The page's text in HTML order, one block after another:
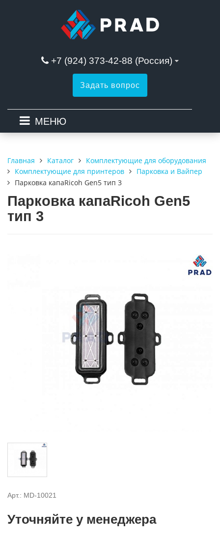
+7 (924) 373-42-88 (Россия)
Задать вопрос
МЕНЮ
Главная Каталог
Комплектующие для оборудования
Комплектующие для принтеров
Парковка и Вайпер
Парковка капаRicoh Gen5 тип 3
Парковка капаRicoh Gen5
тип 3
Арт.: MD-10021
Уточняйте у менеджера